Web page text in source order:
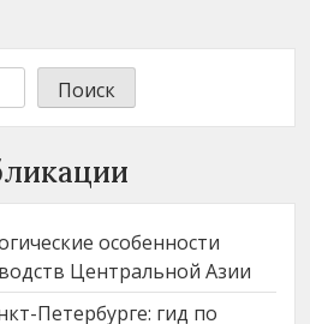
Поиск
особенности
Центральной Азии
Петербурге: гид по